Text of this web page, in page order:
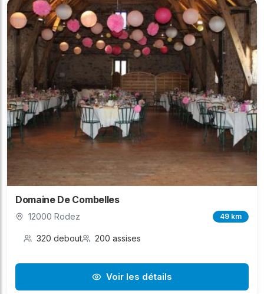
Domaine De Combelles
12000 Rodez 49 km
320 debout 200 assises
Voir les détails